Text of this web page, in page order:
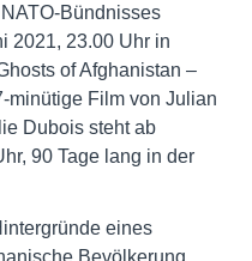
Bündnisses
2021, 23.00 Uhr in
of Afghanistan –
minütige Film von Julian
Dubois steht ab
90 Tage lang in der
eines
Bevölkerung